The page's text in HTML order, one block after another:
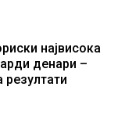
највисока
денари –